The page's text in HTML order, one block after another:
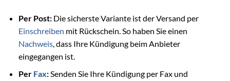
Per Post:Die sicherste Variante ist der Versand per
Einschreiben mit Rückschein. So haben Sie einen
Nachweis, dass Ihre Kündigung beim Anbieter
eingegangen ist.
Per Fax:Senden Sie Ihre Kündigung per Fax und